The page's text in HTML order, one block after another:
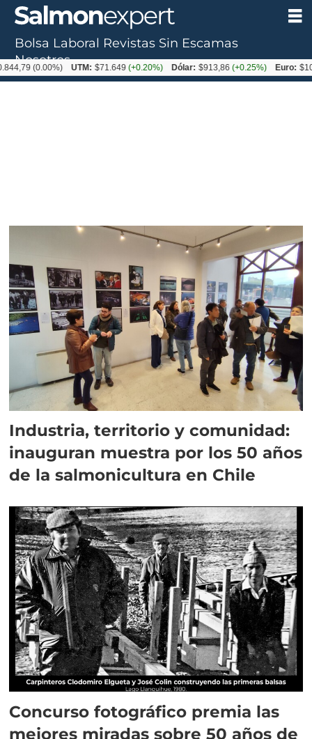
Tag:
concurso
Industria, territorio y comunidad:
inauguran muestra por los 50 años
de la salmonicultura en Chile
Concurso fotográfico premia las
mejores miradas sobre 50 años de
Bolsa Laboral Revistas Sin Escamas
Nosotros
(0.00%) UTM: $71.649(+0.20%) Dólar: $913,86(+0.25%) Euro: